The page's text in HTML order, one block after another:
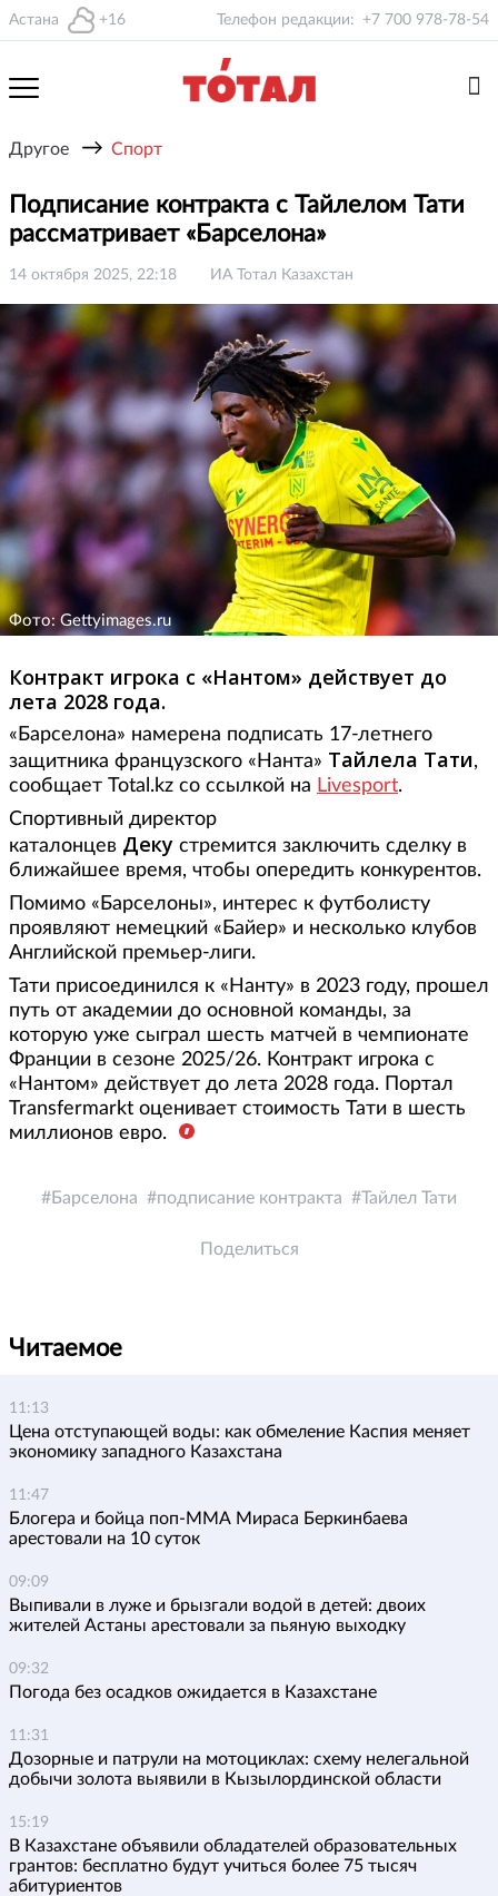
Астана +16 Телефон редакции: +7 700 978-78-54
Другое → Спорт
Подписание контракта с Тайлелом Тати
рассматривает «Барселона»
14 октября 2025, 22:18 ИА Тотал Казахстан
Фото: Gettyimages.ru
Контракт игрока с «Нантом» действует до
лета 2028 года.
«Барселона» намерена подписать 17-летнего
защитника французского «Нанта» Тайлела Тати,
сообщает Total.kz со ссылкой на Livesport.
Спортивный директор
каталонцев Деку стремится заключить сделку в
ближайшее время, чтобы опередить конкурентов.
Помимо «Барселоны», интерес к футболисту
проявляют немецкий «Байер» и несколько клубов
Английской премьер-лиги.
Тати присоединился к «Нанту» в 2023 году, прошел
путь от академии до основной команды, за
которую уже сыграл шесть матчей в чемпионате
Франции в сезоне 2025/26. Контракт игрока с
«Нантом» действует до лета 2028 года. Портал
Transfermarkt оценивает стоимость Тати в шесть
миллионов евро.
Барселона подписание контракта Тайлел Тати
Поделиться
Читаемое
11:13
Цена отступающей воды: как обмеление Каспия меняет
экономику западного Казахстана
11:47
Блогера и бойца поп-ММА Мираса Беркинбаева
арестовали на 10 суток
09:09
Выпивали в луже и брызгали водой в детей: двоих
жителей Астаны арестовали за пьяную выходку
09:32
Погода без осадков ожидается в Казахстане
11:31
Дозорные и патрули на мотоциклах: схему нелегальной
добычи золота выявили в Кызылординской области
15:19
В Казахстане объявили обладателей образовательных
грантов: бесплатно будут учиться более 75 тысяч
абитуриентов